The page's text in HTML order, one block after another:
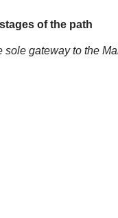
of the path
sole gateway to the